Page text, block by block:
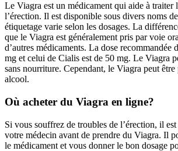
Le Viagra est un médicament qui aide à traiter
l’érection. Il est disponible sous divers noms
étiquetage varie selon les dosages. La
que le Viagra est généralement pris par voie
d’autres médicaments. La dose recommandée
mg et celui de Cialis est de 50 mg. Le Viagra
sans nourriture. Cependant, le Viagra peut être
alcool.
Où acheter du Viagra en ligne?
Si vous souffrez de troubles de l’érection, il
votre médecin avant de prendre du Viagra. Il
le médicament et vous donner le bon dosage